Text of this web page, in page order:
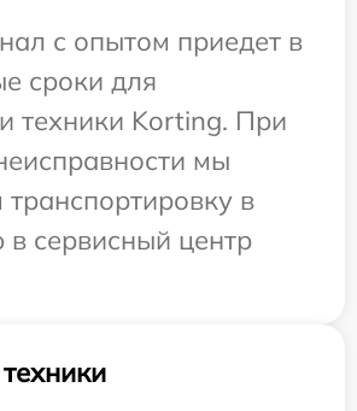
с опытом приедет в
сроки для
техники Korting. При
мы
транспортировку в
в сервисный центр